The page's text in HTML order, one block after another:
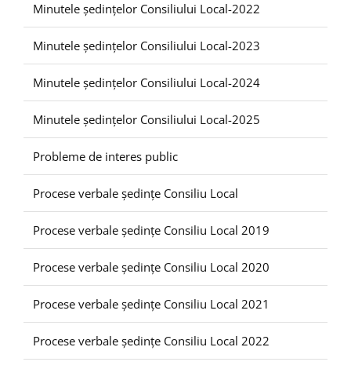
Minutele ședințelor Consiliului Local-2022
Minutele ședințelor Consiliului Local-2023
Minutele ședințelor Consiliului Local-2024
Minutele ședințelor Consiliului Local-2025
Probleme de interes public
Procese verbale ședințe Consiliu Local
Procese verbale ședințe Consiliu Local 2019
Procese verbale ședințe Consiliu Local 2020
Procese verbale ședințe Consiliu Local 2021
Procese verbale ședințe Consiliu Local 2022